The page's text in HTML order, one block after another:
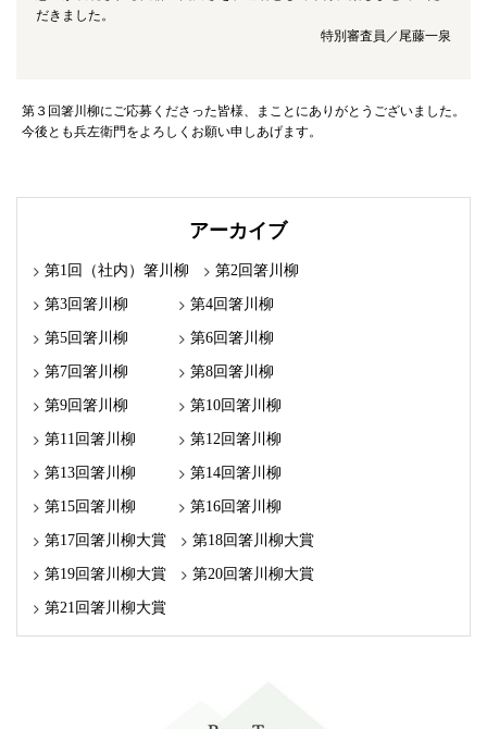
だきました。
特別審査員／尾藤一泉
第３回箸川柳にご応募くださった皆様、まことにありがとうございました。
今後とも兵左衛門をよろしくお願い申しあげます。
アーカイブ
第1回（社内）箸川柳 第2回箸川柳
第3回箸川柳 第4回箸川柳
第5回箸川柳 第6回箸川柳
第7回箸川柳 第8回箸川柳
第9回箸川柳 第10回箸川柳
第11回箸川柳 第12回箸川柳
第13回箸川柳 第14回箸川柳
第15回箸川柳 第16回箸川柳
第17回箸川柳大賞 第18回箸川柳大賞
第19回箸川柳大賞 第20回箸川柳大賞
第21回箸川柳大賞